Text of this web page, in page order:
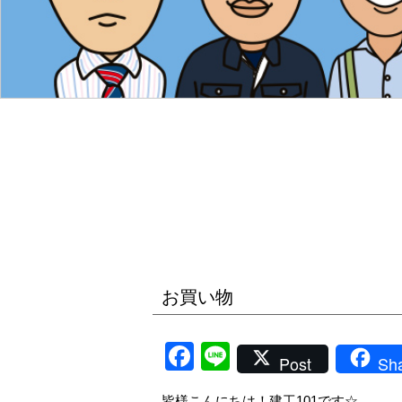
お買い物
Facebook
LinePost